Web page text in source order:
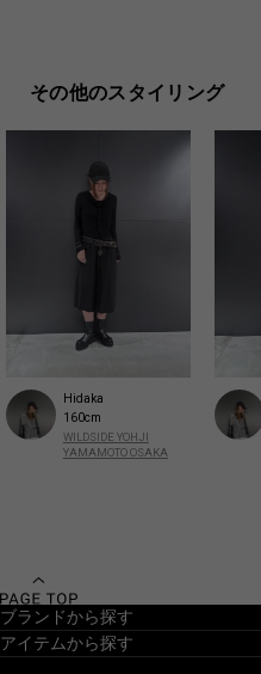
その他のスタイリング
Hidaka
160cm
WILDSIDE YOHJI
YAMAMOTO OSAKA
ブランドから探す
アイテムから探す